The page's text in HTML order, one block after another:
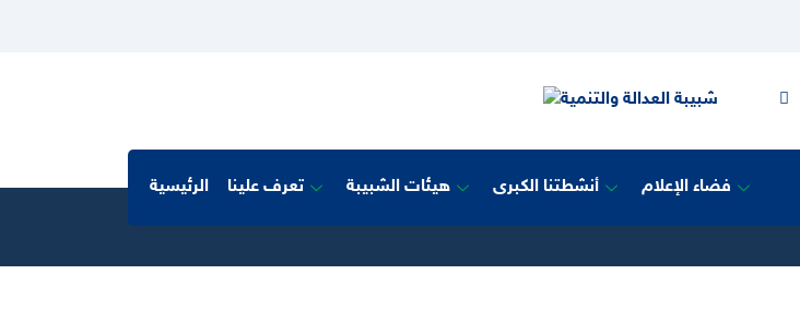
الرئيسية تعرف علينا هيئات الشبيبة أنشطتنا الكبرى فضاء الإعلام